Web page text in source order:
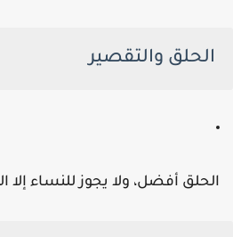
الحلق والتقصير
أفضل، ولا يجوز للنساء إلا